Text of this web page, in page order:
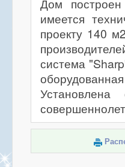
Дом
имеется
проекту 140
система